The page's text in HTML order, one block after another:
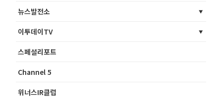
뉴스발전소
이투데이TV
스페셜리포트
Channel 5
위너스IR클럽